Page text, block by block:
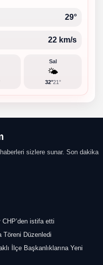
29°
22 km/s
Sal
🌤️
32°21°
sizlere sunar. Son dakika
istifa etti
Töreni Düzenledi
İlçe Başkanlıklarına Yeni